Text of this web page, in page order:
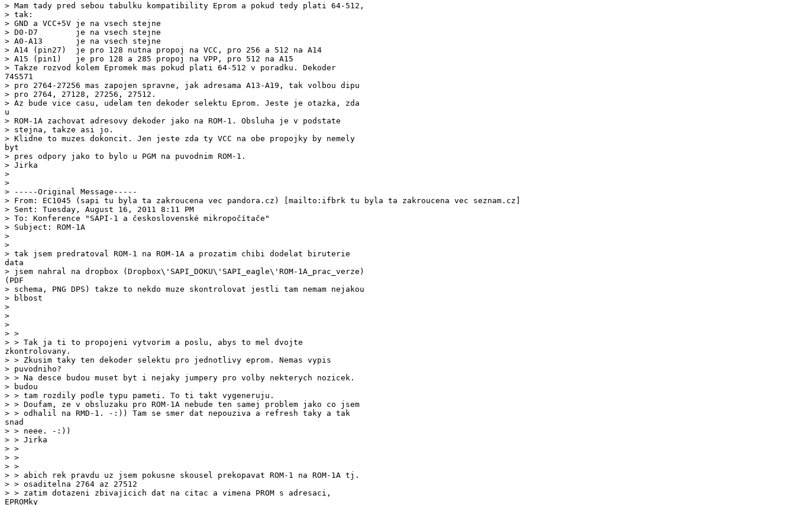
> Mam tady pred sebou tabulku kompatibility Eprom a pokud tedy plati 64-512,
> tak:
> GND a VCC+5V je na vsech stejne
> D0-D7        je na vsech stejne
> A0-A13       je na vsech stejne
> A14 (pin27)  je pro 128 nutna propoj na VCC, pro 256 a 512 na A14
> A15 (pin1)   je pro 128 a 285 propoj na VPP, pro 512 na A15
> pro 2764-27256 mas zapojen spravne, jak adresama A13-A19, tak volbou dipu
> pro 2764, 27128, 27256, 27512.
> ROM-1A zachovat adresovy dekoder jako na ROM-1. Obsluha je v podstate
> stejna, takze asi jo.
> pres odpory jako to bylo u PGM na puvodnim ROM-1.
> Jirka
>
>
> -----Original Message-----
> From: EC1045 (sapi tu byla ta zakroucena vec pandora.cz) [mailto:ifbrk tu byla ta zakroucena vec seznam.cz]
> Sent: Tuesday, August 16, 2011 8:11 PM
> To: Konference "SAPI-1 a československé mikropočítače"
> Subject: ROM-1A
>
>
> schema, PNG DPS) takze to nekdo muze skontrolovat jestli tam nemam nejakou
> blbost
>
>
> >
> > tam rozdily podle typu pameti. To ti takt vygeneruju.
> > Doufam, ze v obsluzaku pro ROM-1A nebude ten samej problem jako co jsem
> > neee. -:))
> > Jirka
> >
> >
> >
> > abich rek pravdu uz jsem pokusne skousel prekopavat ROM-1 na ROM-1A tj.
> > osaditelna 2764 az 27512